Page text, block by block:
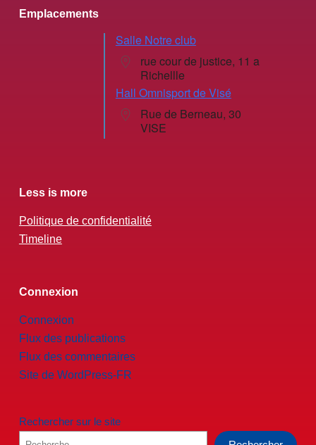
Emplacements
Salle Notre club
rue cour de justice, 11 a
Richellle
Hall Omnisport de Visé
Rue de Berneau, 30
VISE
Less is more
Politique de confidentialité
Timeline
Connexion
Connexion
Flux des publications
Flux des commentaires
Site de WordPress-FR
Rechercher sur le site